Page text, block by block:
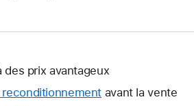
des prix avantageux
avant la vente